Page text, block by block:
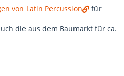
von Latin Percussion
für
die aus dem Baumarkt für ca.